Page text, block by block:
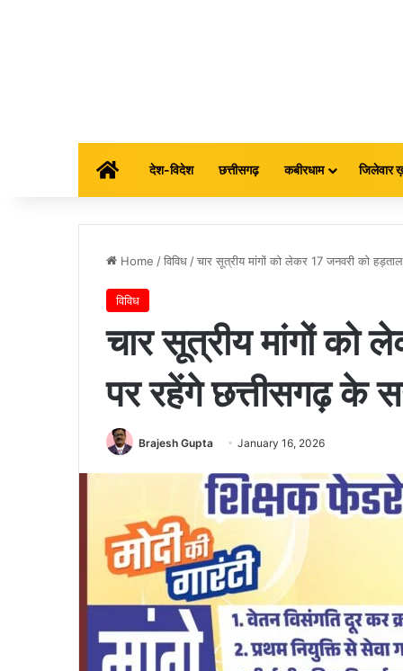
होम देश-विदेश छत्तीसगढ़ कबीरधाम जिलेवार
Home /विविध /चार सूत्रीय मांगों को लेकर 17 जनवरी को
विविध
चार सूत्रीय मांगों को
पर रहेंगे छत्तीसगढ़ के
Brajesh Gupta January 16, 2026